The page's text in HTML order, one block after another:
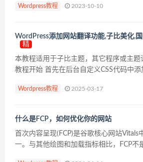
Wordpress教程 2023-10-10
WordPress添加网站翻译功能,子比美化,
精
本教程适用于子比主题，其它程序或主
教程开始 首先在后台自定义CSS代码中添
Wordpress教程 2025-03-17
什么是FCP，如何优化你的网站
首次内容呈现(FCP)是谷歌核心网站Vitals
一。与其他绘图和加载指标相比，FCP不